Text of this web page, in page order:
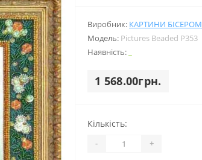
Виробник: КАРТИНИ БІСЕРОМ
Модель: Pictures Beaded Р353
Наявність:
1 568.00грн.
Кількість:
- +